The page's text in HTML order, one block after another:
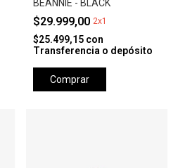
BEANNIE - BLACK
$29.999,00 2x1
$25.499,15 con
Transferencia o depósito
Comprar